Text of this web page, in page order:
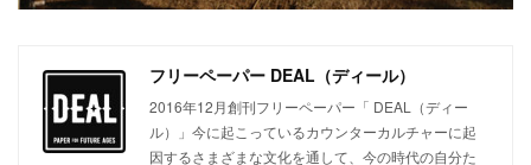
フリーペーパー DEAL（ディール）
2016年12月創刊フリーペーパー「 DEAL（ディー
ル）」今に起こっているカウンターカルチャーに起
因するさまざまな文化を通して、今の時代の自分た